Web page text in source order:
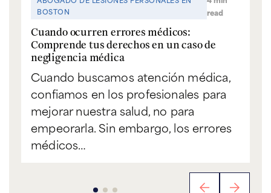
BOSTON
read
Cuando ocurren errores médicos:
Comprende tus derechos en un caso de
negligencia médica
Cuando buscamos atención médica,
confiamos en los profesionales para
mejorar nuestra salud, no para
empeorarla. Sin embargo, los errores
médicos…